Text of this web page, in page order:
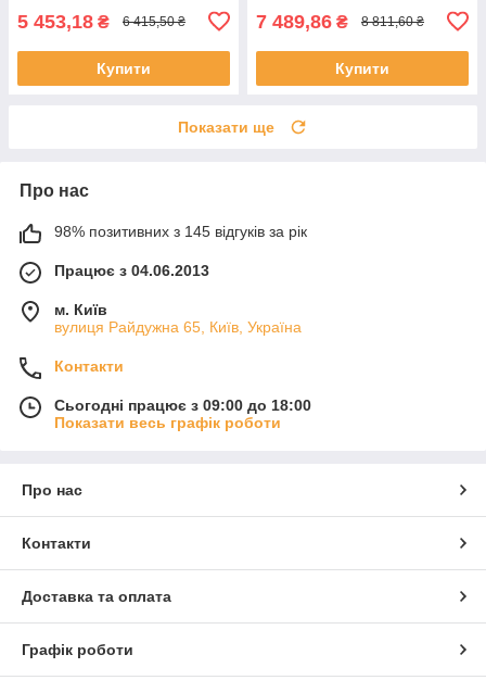
5 453,18 ₴ 6 415,50 ₴
Купити
7 489,86 ₴ 8 811,60 ₴
Купити
Показати ще
Про нас
98% позитивних з 145 відгуків за рік
Працює з 04.06.2013
м. Київ
вулиця Райдужна 65, Київ, Україна
Контакти
Сьогодні працює з 09:00 до 18:00
Показати весь графік роботи
Про нас
Контакти
Доставка та оплата
Графік роботи